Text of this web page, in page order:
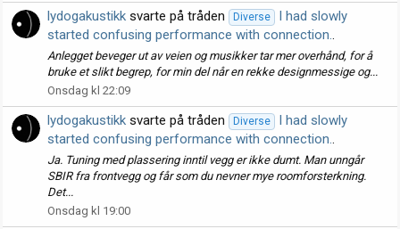
lydogakustikk svarte på tråden Diverse
I had slowly
started confusing performance with connection..
Anlegget beveger ut av veien og musikker tar mer overhånd, for å
bruke et slikt begrep, for min del når en rekke designmessige og...
Onsdag kl 22:09
lydogakustikk svarte på tråden Diverse
I had slowly
started confusing performance with connection..
Ja. Tuning med plassering inntil vegg er ikke dumt. Man unngår
SBIR fra frontvegg og får som du nevner mye roomforsterkning.
Det...
Onsdag kl 19:00